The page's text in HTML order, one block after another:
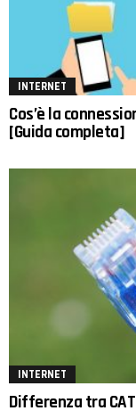
INTERNET
Cos’è la
[Guida completa]
INTERNET
Differenza tra